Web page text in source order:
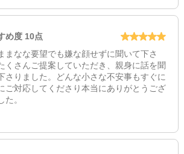
め度 10点
まなな要望でも嫌な顔せずに聞いて下さ
くさんご提案していただき、親身に話を聞
さりました。どんな小さな不安事もすぐに
ご対応してくださり本当にありがとうござ
た。